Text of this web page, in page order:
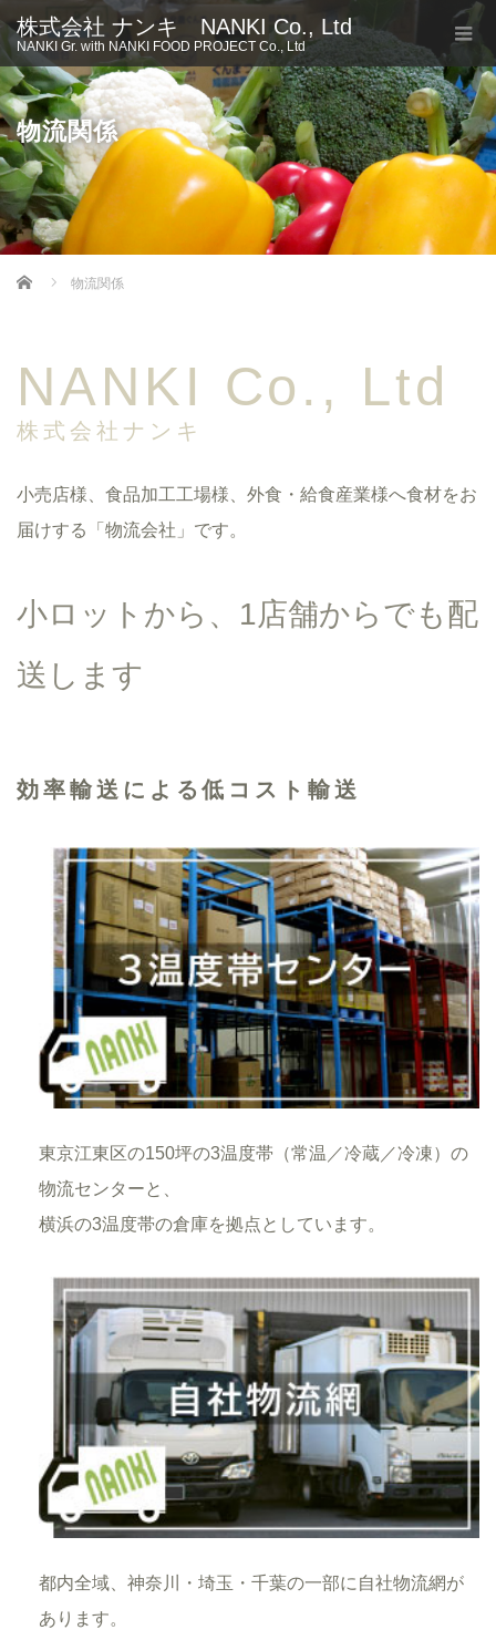
株式会社 ナンキ NANKI Co., Ltd
NANKI Gr. with NANKI FOOD PROJECT Co., Ltd
物流関係
Home 物流関係
NANKI Co., Ltd
株式会社ナンキ
小売店様、食品加工工場様、外食・給食産業様へ食材をお
届けする
「物流会社」です。
小ロットから、1店舗からでも配
送します
効率輸送による低コスト輸送
東京江東区の150坪の3温度帯（常温／冷蔵／冷凍）の
物流センターと、
横浜の3温度帯の倉庫を拠点としています。
都内全域、神奈川・埼玉・千葉の一部に自社物流網が
あります。